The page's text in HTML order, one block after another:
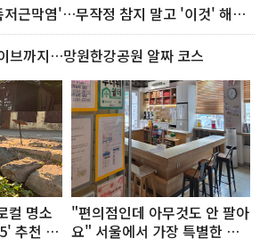
을 누르면 점포 외부 경광등이 점멸하고 경고음
년 도입 이후 지금까지 안심벨을 통한 신고
경찰 출동으로 이어져 상황이 해결된 사례
도 60대 여성이 운영하는 한 분식집에서 위협
심벨을 작동하자, 가해자가 경광등 소리를 듣
해 상황을 마무리한 사례가 있었다. 이 밖에
자의 난동 등 다양한 상황에서 활용됐다.서울시
이번 지원 확대에 따라 기존 1인 점포와 한시적
성 소상공인도 안심벨을 설치할 수 있게 됐다.
페처럼 시민과 접점이 많고 단독 근무나 야간
에도 도움이 될 것으로 기대된다. ‘소상공인
에서 상시 신청할 수 있으며, 자부담금은 2만 원
안내 ○ 지원대상 : 서울시 내 1인 점포 및 여성
걸을 때마다 아픈 '족저근막염'…무작정 참지 말고 '이것' 해보세요!
브까지…망원한강공원 알짜 코스
컬 명소
추천 코
"편의점인데 아무것도 안 팔아
요" 서울에서 가장 특별한 편